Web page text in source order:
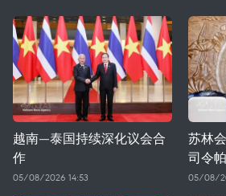
越南—泰国持续深化议会合
作
05/08/2026 14:53
苏林
司令
05/08/